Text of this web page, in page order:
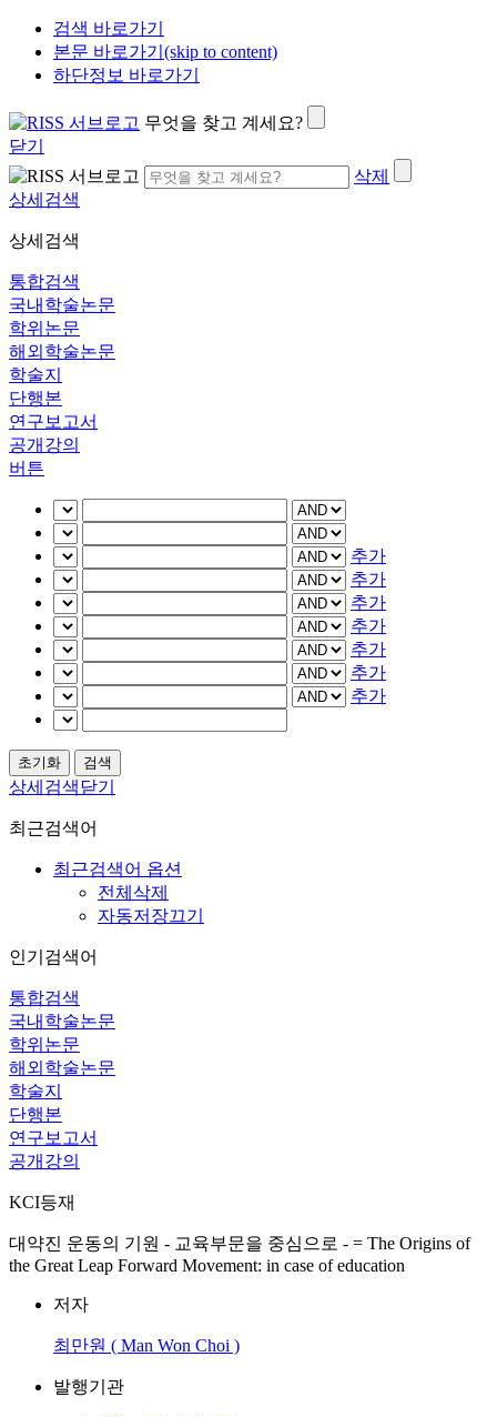
검색 바로가기
본문 바로가기(skip to content)
하단정보 바로가기
무엇을 찾고 계세요?
닫기
삭제
상세검색
상세검색
통합검색
국내학술논문
학위논문
해외학술논문
학술지
단행본
연구보고서
공개강의
버튼
추가
추가
추가
추가
추가
추가
추가
상세검색닫기
최근검색어
최근검색어 옵션
전체삭제
자동저장끄기
인기검색어
통합검색
국내학술논문
학위논문
해외학술논문
학술지
단행본
연구보고서
공개강의
KCI등재
대약진 운동의 기원 - 교육부문을 중심으로 - = The Origins of
the Great Leap Forward Movement: in case of education
저자
최만원 ( Man Won Choi )
발행기관